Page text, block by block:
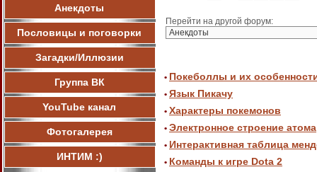
Анекдоты
Пословицы и поговорки
Загадки/Иллюзии
Группа ВК
YouTube канал
Фотогалерея
ИНТИМ :)
Перейти на другой форум:
• Покеболлы и их
• Язык Пикачу
• Характеры покемонов
• Электронное строение атома
• Интерактивная таблица
• Команды к игре Dota 2